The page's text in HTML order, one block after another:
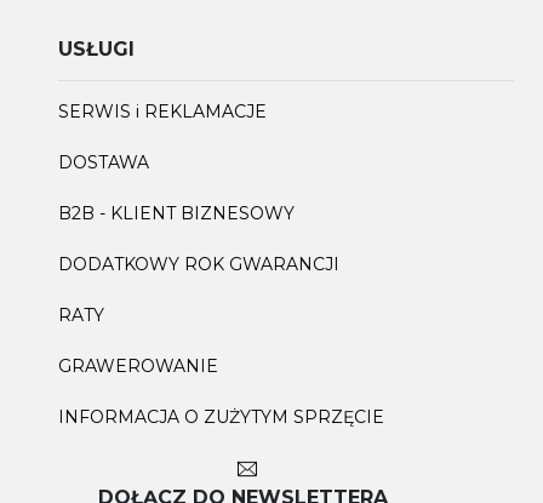
USŁUGI
SERWIS i REKLAMACJE
DOSTAWA
B2B - KLIENT BIZNESOWY
DODATKOWY ROK GWARANCJI
RATY
GRAWEROWANIE
INFORMACJA O ZUŻYTYM SPRZĘCIE
DOŁĄCZ DO NEWSLETTERA